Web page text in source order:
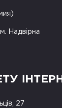
Надвірна
27